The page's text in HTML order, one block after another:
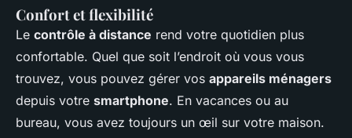
Confort et flexibilité
Le contrôle à distance rend votre quotidien plus
confortable. Quel que soit l’endroit où vous vous
trouvez, vous pouvez gérer vos appareils ménagers
depuis votre smartphone. En vacances ou au
bureau, vous avez toujours un œil sur votre maison.